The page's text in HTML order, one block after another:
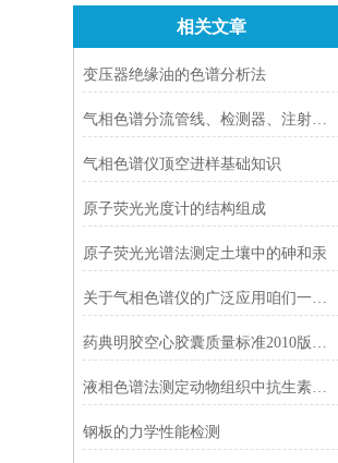
相关文章
变压器绝缘油的色谱分析法
气相色谱分流管线、检测器、注射器的清洗
气相色谱仪顶空进样基础知识
原子荧光光度计的结构组成
原子荧光光谱法测定土壤中的砷和汞
关于气相色谱仪的广泛应用咱们一起了解下
药典明胶空心胶囊质量标准2010版《中国药典》
液相色谱法测定动物组织中抗生素残留量
钢板的力学性能检测